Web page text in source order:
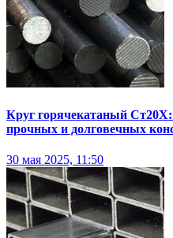
Круг горячекатаный
прочных и долговечных
30 мая 2025, 11:50